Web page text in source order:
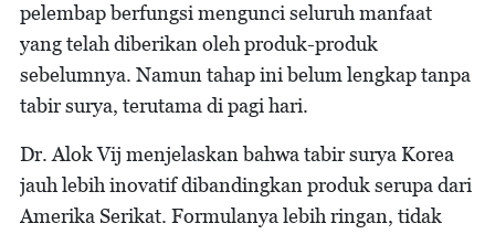
pelembap berfungsi mengunci seluruh manfaat
yang telah diberikan oleh produk-produk
sebelumnya. Namun tahap ini belum lengkap tanpa
tabir surya, terutama di pagi hari.
Dr. Alok Vij menjelaskan bahwa tabir surya Korea
jauh lebih inovatif dibandingkan produk serupa dari
Amerika Serikat. Formulanya lebih ringan, tidak